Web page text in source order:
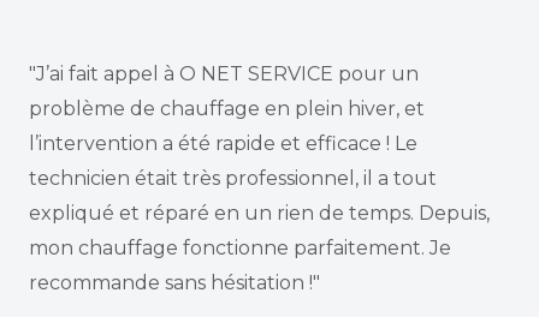
"J’ai fait appel à O NET SERVICE pour un
problème de chauffage en plein hiver, et
l’intervention a été rapide et efficace ! Le
technicien était très professionnel, il a tout
expliqué et réparé en un rien de temps. Depuis,
mon chauffage fonctionne parfaitement. Je
recommande sans hésitation !"